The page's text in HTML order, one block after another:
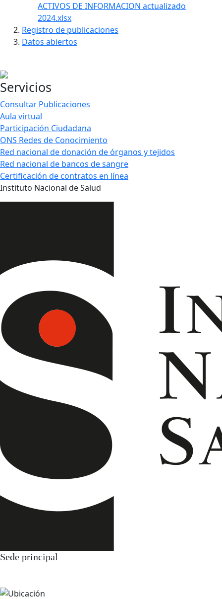
ACTIVOS DE INFORMACION actualizado
2024.xlsx
Registro de publica​ciones
Datos abiertos
Servicios
Consultar Publicaciones
Aula virtual
Participación Ciudadana
ONS Redes de Conocimiento
Red nacional de donación de órganos y tejidos
Red nacional de bancos de sangre
Certificación de contratos en línea
Instituto Nacional de Salud
Sede principal